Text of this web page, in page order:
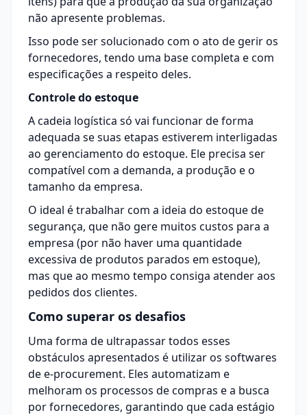
não apresente problemas.
Isso pode ser solucionado com o ato de gerir os
fornecedores, tendo uma base completa e com
especificações a respeito deles.
Controle do estoque
A cadeia logística só vai funcionar de forma
adequada se suas etapas estiverem interligadas
ao gerenciamento do estoque. Ele precisa ser
compatível com a demanda, a produção e o
tamanho da empresa.
O ideal é trabalhar com a ideia do estoque de
segurança, que não gere muitos custos para a
empresa (por não haver uma quantidade
excessiva de produtos parados em estoque),
mas que ao mesmo tempo consiga atender aos
pedidos dos clientes.
Como superar os desafios
Uma forma de ultrapassar todos esses
obstáculos apresentados é utilizar os softwares
dee-procurement. Eles automatizam e
melhoram os processos de compras e a busca
por fornecedores, garantindo que cada estágio